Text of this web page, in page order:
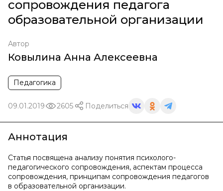
сопровождения педагога
образовательной организации
Автор
Ковылина Анна Алексеевна
Педагогика
09.01.2019 2605 Поделиться
Аннотация
Статья посвящена анализу понятия психолого-
педагогического сопровождения, аспектам процесса
сопровождения, принципам сопровождения педагогов
в образовательной организации.